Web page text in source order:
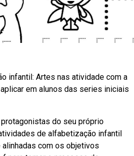
infantil: Artes nas atividade com a
em alunos das series iniciais
do seu próprio
de alfabetização infantil
com os objetivos